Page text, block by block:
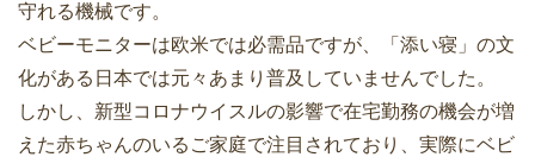
守れる機械です。
ベビーモニターは欧米では必需品ですが、「添い寝」の文
化がある日本では元々あまり普及していませんでした。
しかし、新型コロナウイスルの影響で在宅勤務の機会が増
えた赤ちゃんのいるご家庭で注目されており、実際にベビ